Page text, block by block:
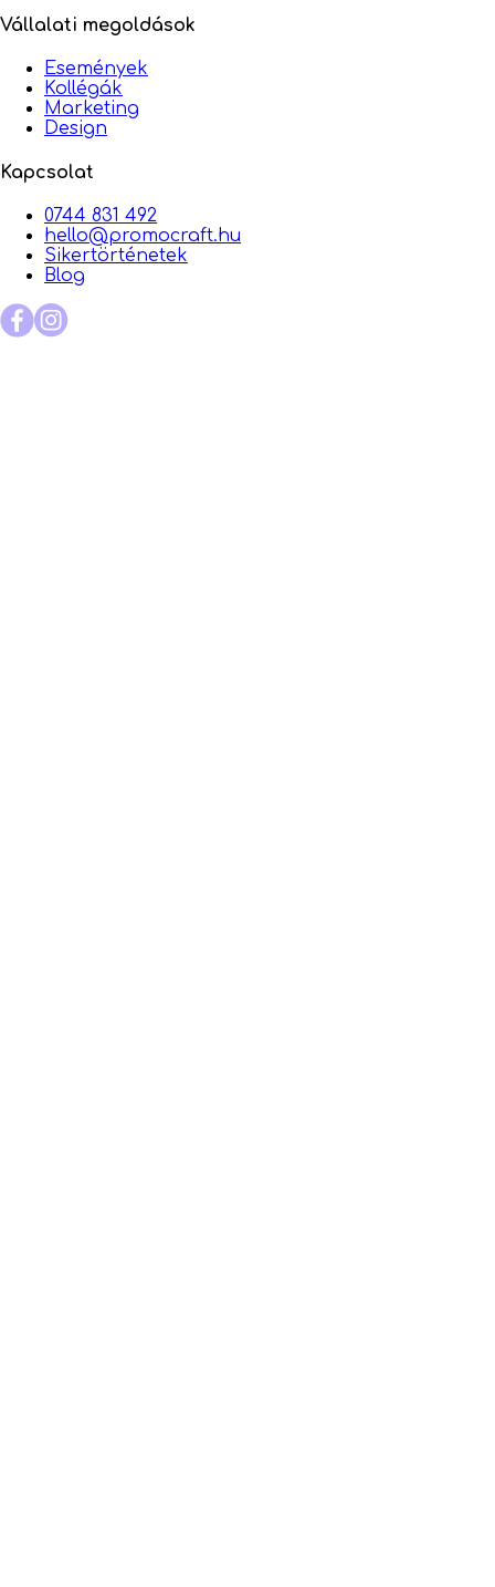
Vállalati megoldások
Események
Kollégák
Marketing
Design
Kapcsolat
0744 831 492
hello@promocraft.hu
Sikertörténetek
Blog